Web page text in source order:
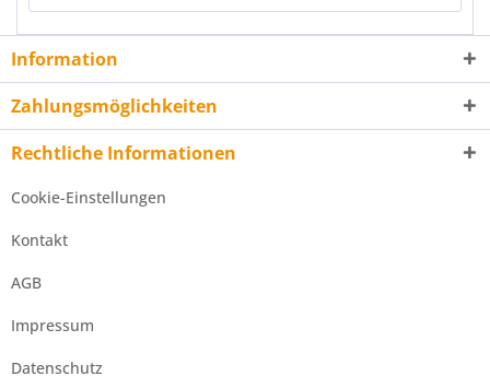
Information
Zahlungsmöglichkeiten
Rechtliche Informationen
Cookie-Einstellungen
Kontakt
AGB
Impressum
Datenschutz